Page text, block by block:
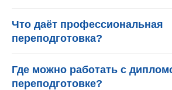
Что даёт профессиональная
переподготовка?
Где можно работать с
переподготовке?